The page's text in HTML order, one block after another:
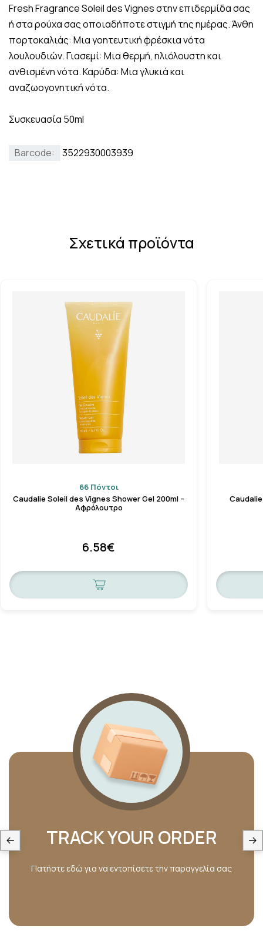
Fresh Fragrance Soleil des Vignes στην επιδερμίδα σας
ή στα ρούχα σας οποιαδήποτε στιγμή της ημέρας. Άνθη
πορτοκαλιάς: Μια γοητευτική φρέσκια νότα
λουλουδιών. Γιασεμί: Μια θερμή, ηλιόλουστη και
ανθισμένη νότα. Καρύδα: Μια γλυκιά και
αναζωογονητική νότα.
Συσκευασία 50ml
Barcode: 3522930003939
Σχετικά προϊόντα
66 Πόντοι
Caudalie Soleil des Vignes Shower Gel 200ml –
Αφρόλουτρο
6.58€
TRACK YOUR ORDER
Πατήστε εδώ για να εντοπίσετε την παραγγελία σας